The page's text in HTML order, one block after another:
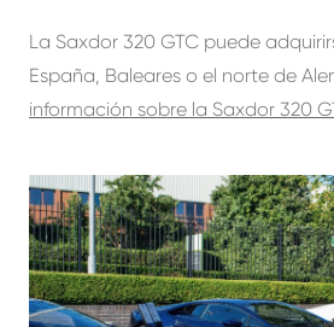
La Saxdor 320 GTC puede
España, Baleares o el norte de
información sobre la Saxdor 320